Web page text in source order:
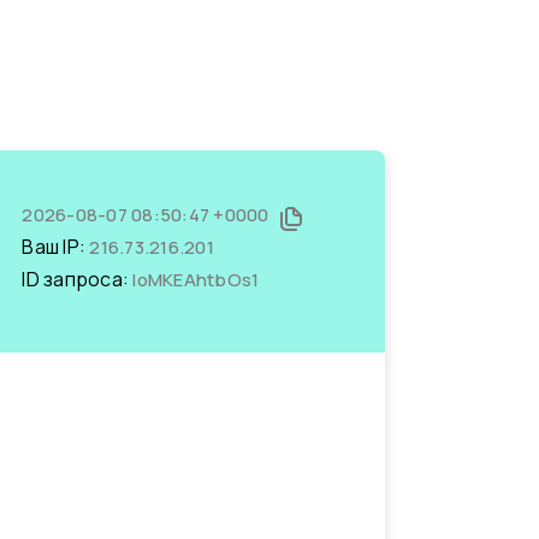
2026-08-07 08:50:47 +0000
Ваш IP:216.73.216.201
ID запроса:loMKEAhtbOs1